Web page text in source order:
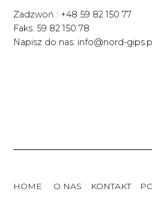
Zadzwoń : +48 59 82 150 77
Faks: 59 82 150 78
Napisz do nas: info@nord-
HOME O NAS KONTAKT